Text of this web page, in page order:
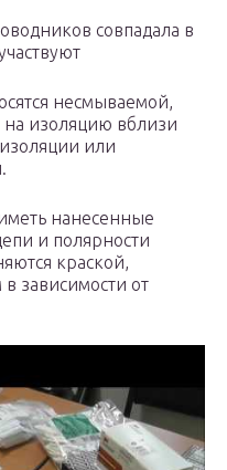
совпадала в
несмываемой,
изоляцию вблизи
или
нанесенные
и полярности
краской,
зависимости от